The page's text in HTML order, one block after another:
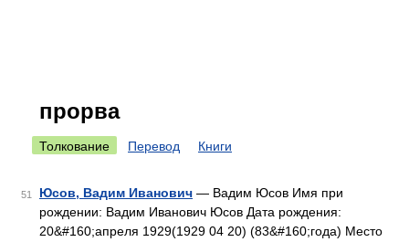
прорва
Толкование Перевод Книги
51 Юсов, Вадим Иванович — Вадим Юсов Имя при
рождении: Вадим Иванович Юсов Дата рождения:
20&#160;апреля 1929(1929 04 20) (83&#160;года) Место